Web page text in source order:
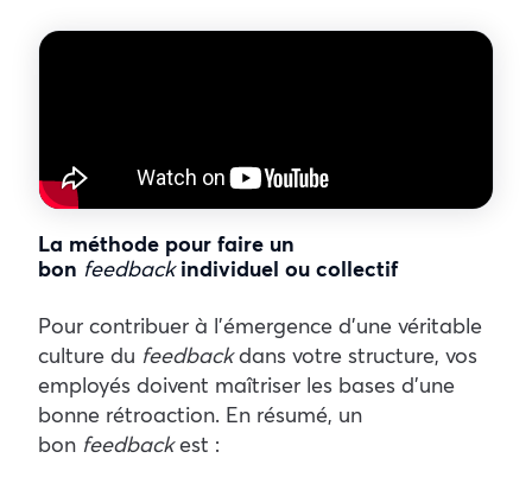
La méthode pour faire un
bon feedbackindividuel ou collectif
Pour contribuer à l’émergence d’une véritable
culture du feedbackdans votre structure, vos
employés doivent maîtriser les bases d’une
bonne rétroaction. En résumé, un
bon feedbackest :